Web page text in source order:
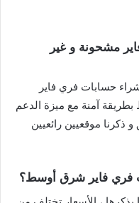
مشحونة و غير
حسابات فري فاير
آمنة مع ميزة الدعم
موقعيين رائعيين
فري فاير شرق أوسط؟